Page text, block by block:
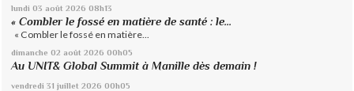
lundi 03 août 2026 08h13
« Combler le fossé en matière de santé : le...
« Combler le fossé en matière...
dimanche 02 août 2026 00h05
Au UNIT& Global Summit à Manille dès demain !
vendredi 31 juillet 2026 00h05